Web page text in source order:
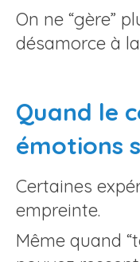
On ne “gère”
désamorce à
Quand le
émotions
Certaines
empreinte.
Même quand